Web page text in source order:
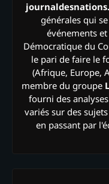
générales qui
événements
Démocratique du
le pari de faire le
(Afrique, Europe,
membre du groupe
fourni des
variés sur des
en passant par